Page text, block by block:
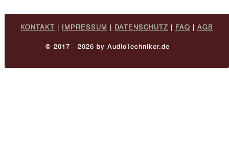
KONTAKT | IMPRESSUM | DATENSCHUTZ | FAQ | AGB
© 2017 - 2026 by AudioTechniker.de